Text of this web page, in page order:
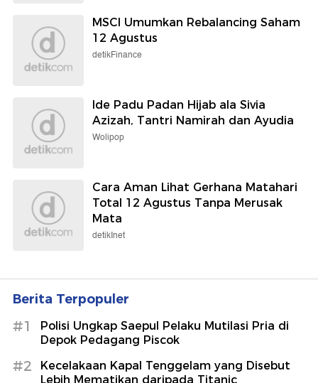
MSCI Umumkan Rebalancing Saham
12 Agustus
detikFinance
Ide Padu Padan Hijab ala Sivia
Azizah, Tantri Namirah dan Ayudia
Wolipop
Cara Aman Lihat Gerhana Matahari
Total 12 Agustus Tanpa Merusak
Mata
detikInet
Berita Terpopuler
#1
Polisi Ungkap Saepul Pelaku Mutilasi Pria di
Depok Pedagang Piscok
#2
Kecelakaan Kapal Tenggelam yang Disebut
Lebih Mematikan daripada Titanic